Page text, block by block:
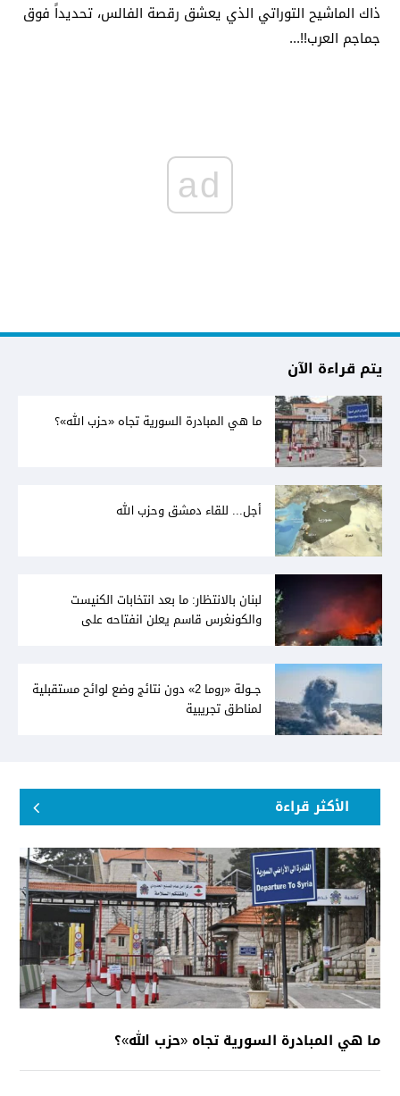
ذاك الماشيح التوراتي الذي يعشق رقصة الفالس، تحديداً فوق
جماجم العرب!!...
ad
يتم قراءة الآن
ما هي المبادرة السورية تجاه «حزب الله»؟
أجل... للقاء دمشق وحزب الله
لبنان بالانتظار: ما بعد انتخابات الكنيست
والكونغرس قاسم يعلن انفتاحه على
جــولة «روما 2» دون نتائج وضع لوائح مستقبلية
لمناطق تجريبية
الأكثر قراءة
ما هي المبادرة السورية تجاه «حزب الله»؟